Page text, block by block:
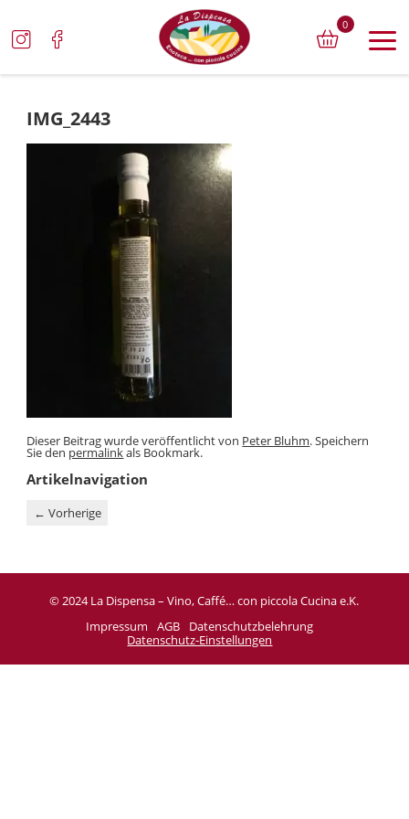
0
IMG_2443
Dieser Beitrag wurde veröffentlicht von Peter Bluhm. Speichern
Sie den permalinkals Bookmark.
Artikelnavigation
← Vorherige
© 2024 La Dispensa – Vino, Caffé… con piccola Cucina e.K.
Impressum
AGB
Datenschutzbelehrung
Datenschutz-Einstellungen